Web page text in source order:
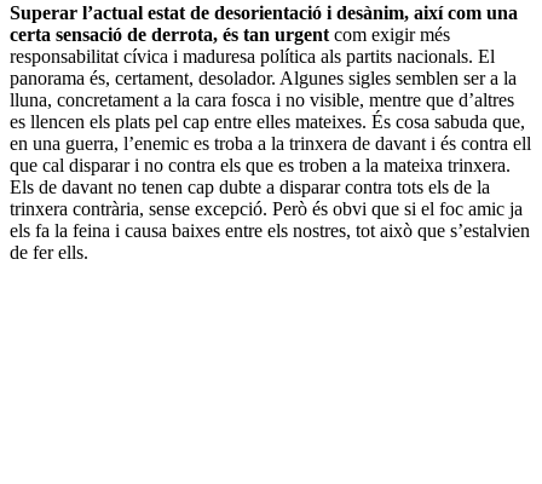
Superar l’actual estat de desorientació i desànim, així com una
certa sensació de derrota, és tan urgent com exigir més
responsabilitat cívica i maduresa política als partits nacionals. El
panorama és, certament, desolador. Algunes sigles semblen ser a la
lluna, concretament a la cara fosca i no visible, mentre que d’altres
es llencen els plats pel cap entre elles mateixes. És cosa sabuda que,
en una guerra, l’enemic es troba a la trinxera de davant i és contra ell
que cal disparar i no contra els que es troben a la mateixa trinxera.
Els de davant no tenen cap dubte a disparar contra tots els de la
trinxera contrària, sense excepció. Però és obvi que si el foc amic ja
els fa la feina i causa baixes entre els nostres, tot això que s’estalvien
de fer ells.